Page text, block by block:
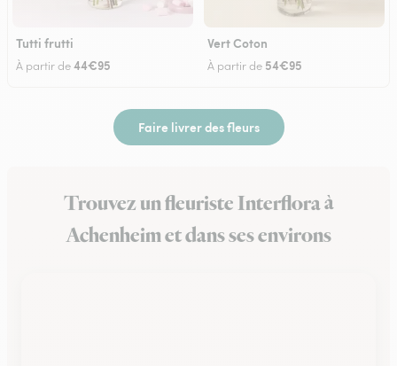
Tutti frutti
À partir de44€95
Vert Coton
À partir de 54€95
Faire livrer des fleurs
Trouvez un fleuriste Interflora à
Achenheim et dans ses environs